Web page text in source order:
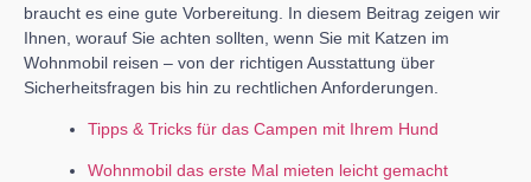
braucht es eine gute Vorbereitung. In diesem Beitrag zeigen wir
Ihnen, worauf Sie achten sollten, wenn Sie mit Katzen im
Wohnmobil reisen – von der richtigen Ausstattung über
Sicherheitsfragen bis hin zu rechtlichen Anforderungen.
Tipps & Tricks für das Campen mit Ihrem Hund
Wohnmobil das erste Mal mieten leicht gemacht